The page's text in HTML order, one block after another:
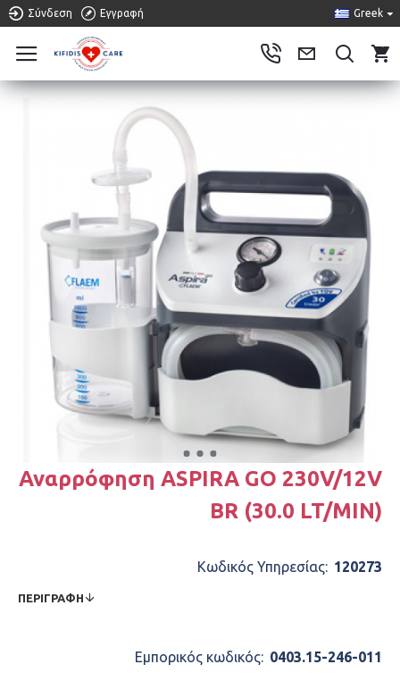
Σύνδεση Εγγραφή Greek
Αναρρόφηση ASPIRA GO 230V/12V
BR (30.0 LT/MIN)
Κωδικός Υπηρεσίας: 120273
ΠΕΡΙΓΡΑΦΉ
Εμπορικός κωδικός: 0403.15-246-011